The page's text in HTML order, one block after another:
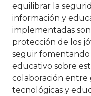
equilibrar la
información y
implementadas
protección de los
seguir
educativo sobre
colaboración entre
tecnológicas y